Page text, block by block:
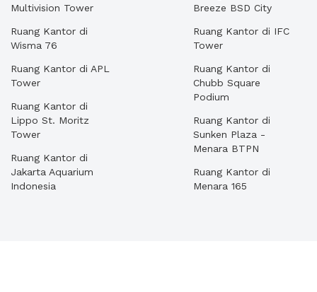
Multivision Tower
Ruang Kantor di
Wisma 76
Ruang Kantor di APL
Tower
Ruang Kantor di
Lippo St. Moritz
Tower
Ruang Kantor di
Jakarta Aquarium
Indonesia
Breeze BSD City
Ruang Kantor di IFC
Tower
Ruang Kantor di
Chubb Square
Podium
Ruang Kantor di
Sunken Plaza -
Menara BTPN
Ruang Kantor di
Menara 165